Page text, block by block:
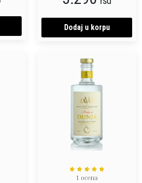
Dodaj u korpu
1 ocena